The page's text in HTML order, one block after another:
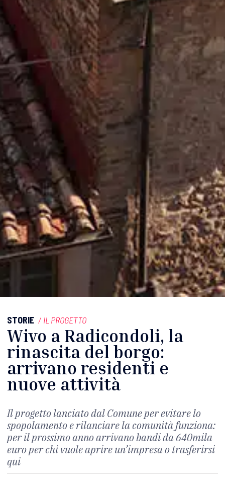
STORIE / IL PROGETTO
Wivo a Radicondoli, la
rinascita del borgo:
arrivano residenti e
nuove attività
Il progetto lanciato dal Comune per evitare lo
spopolamento e rilanciare la comunità funziona:
per il prossimo anno arrivano bandi da 640mila
euro per chi vuole aprire un’impresa o trasferirsi
qui